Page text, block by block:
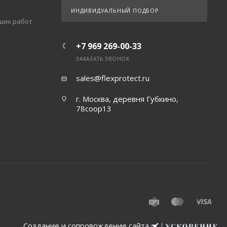
работ
ИНДИВИДУАЛЬНЫЙ ПОДБОР
+7 969 269-00-33
ЗАКАЗАТЬ ЗВОНОК
sales@flexprotect.ru
г. Москва, деревня Губкино,
78соор13